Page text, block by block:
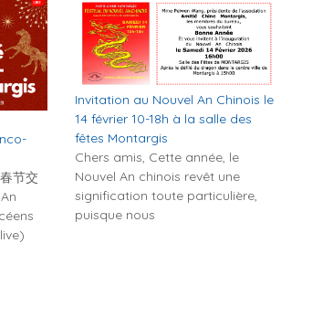
节交
Invitation au Nouvel An Chinois le
14 février 10-18h à la salle des
fêtes Montargis
Chers amis, Cette année, le
Nouvel An chinois revêt une
signification toute particulière,
puisque nous